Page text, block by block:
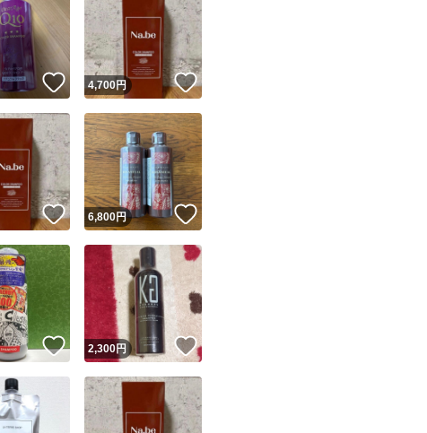
いいね！
4,700円 いいね！
いいね！
6,800円 いいね！
いいね！
2,300円 いいね！